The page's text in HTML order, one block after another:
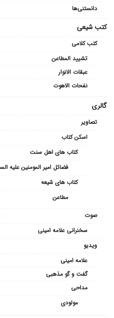
دانستنی‌ها
کتب شیعی
کتب کلامی
تشیید المطاعن
عبقات الانوار
نفحات الاهوت
گالری
تصاویر
اسکن کتاب
کتاب های اهل سنت
فضائل امیر المومنین علیه
کتاب های شیعه
مطاعن
صوت
سخنرانی علامه امینی
ویدیو
علامه امینی
گفت و گو مذهبی
مداحی
مولودی